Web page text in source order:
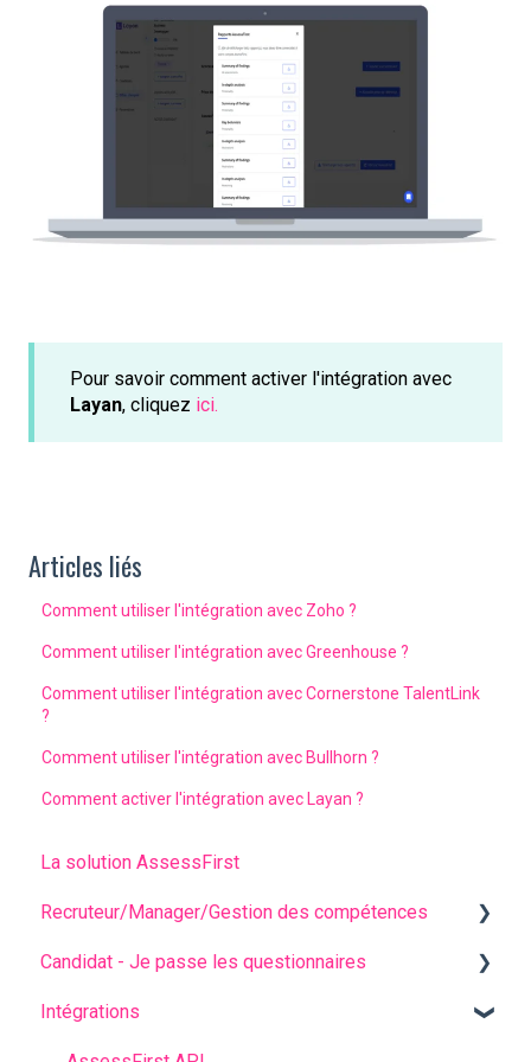
Pour savoir comment activer l'intégration avec
Layan, cliquez ici.
Articles liés
Comment utiliser l'intégration avec Zoho ?
Comment utiliser l'intégration avec Greenhouse ?
Comment utiliser l'intégration avec Cornerstone TalentLink
?
Comment utiliser l'intégration avec Bullhorn ?
Comment activer l'intégration avec Layan ?
La solution AssessFirst
Recruteur/Manager/Gestion des compétences
L'interface recruteur
Gestion des invitations
Candidat - Je passe les questionnaires
Questions fréquentes
Intégrations